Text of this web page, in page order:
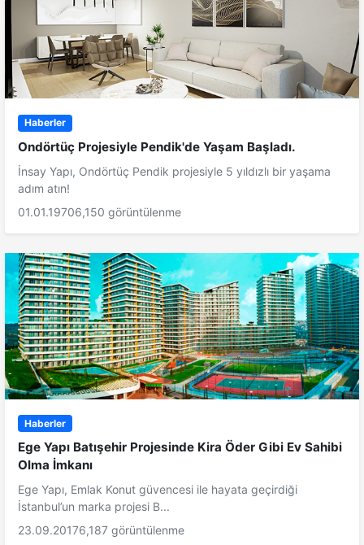
Haberler
Ondörtüç Projesiyle Pendik'de Yaşam Başladı.
İnsay Yapı, Ondörtüç Pendik projesiyle 5 yıldızlı bir yaşama
adım atın!
01.01.19706,150 görüntülenme
Haberler
Ege Yapı Batışehir Projesinde Kira Öder Gibi Ev Sahibi
Olma İmkanı
Ege Yapı, Emlak Konut güvencesi ile hayata geçirdiği
İstanbul’un marka projesi B...
23.09.20176,187 görüntülenme